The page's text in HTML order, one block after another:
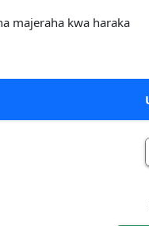
majeraha kwa haraka